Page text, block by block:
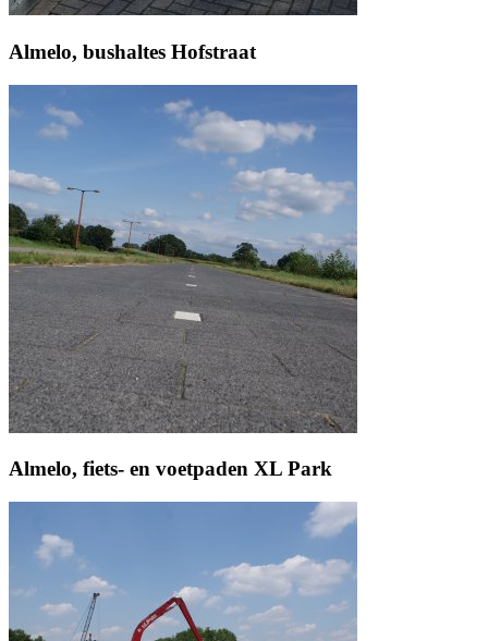
Almelo, bushaltes Hofstraat
Almelo, fiets- en voetpaden XL Park